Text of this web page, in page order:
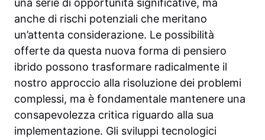
una serie di opportunità significative, ma
anche di rischi potenziali che meritano
un’attenta considerazione. Le possibilità
offerte da questa nuova forma di pensiero
ibrido possono trasformare radicalmente il
nostro approccio alla risoluzione dei problemi
complessi, ma è fondamentale mantenere una
consapevolezza critica riguardo alla sua
implementazione. Gli sviluppi tecnologici